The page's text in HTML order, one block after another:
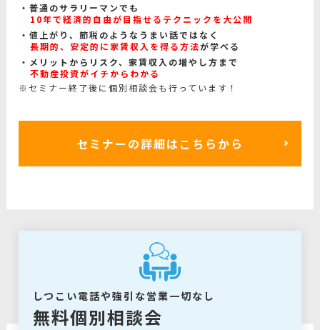
普通のサラリーマンでも
10年で経済的自由が目指せるテクニックを大公開
値上がり、節税のようなうまい話ではなく
長期的、安定的に家賃収入を得る方法が学べる
メリットからリスク、家賃収入の増やし方まで
不動産投資がイチからわかる
※セミナー終了後に個別相談会も行っています！
セミナーの詳細はこちらから
しつこい電話や強引な営業一切なし
無料個別相談会